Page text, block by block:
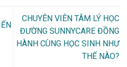
CHUYÊN VIÊN TÂM LÝ HỌC
ĐƯỜNG SUNNYCARE ĐỒNG
HÀNH CÙNG HỌC SINH NHƯ
THẾ NÀO?